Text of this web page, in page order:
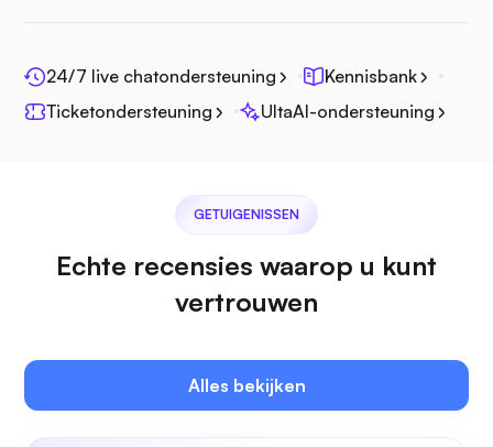
Fotoprisma
24/7 live chatondersteuning
Kennisbank
Ticketondersteuning
UltaAI-ondersteuning
GETUIGENISSEN
Echte recensies waarop u kunt
vertrouwen
Alles bekijken